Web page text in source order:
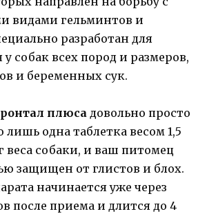
видами гельминтов и
разработан для
собак всех пород и размеров,
и беременных сук.
плюса довольно просто
лишь одна таблетка весом 1,5
веса собаки, и ваш питомец
защищен от глистов и блох.
начинается уже через
после приема и длится до 4